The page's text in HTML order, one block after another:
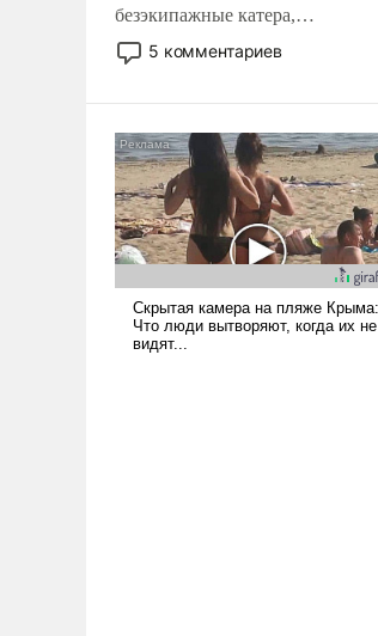
безэкипажные катера,
применение которых уже
стало обыденностью. Задача по
и ее реализация радикально
поднимет наши боевые
возможности.
5 комментариев